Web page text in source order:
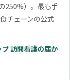
250%）。最も手
チェーンの公式
訪問看護の届か